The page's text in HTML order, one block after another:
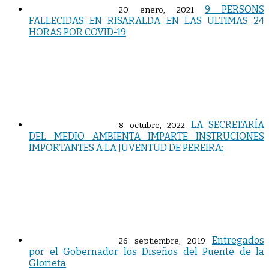
20 enero, 2021
9 PERSONS
FALLECIDAS EN RISARALDA EN LAS ULTIMAS 24
HORAS POR COVID-19
8 octubre, 2022
LA SECRETARÍA
DEL MEDIO AMBIENTA IMPARTE INSTRUCIONES
IMPORTANTES A LA JUVENTUD DE PEREIRA:
26 septiembre, 2019
Entregados
por el Gobernador los Diseños del Puente de la
Glorieta